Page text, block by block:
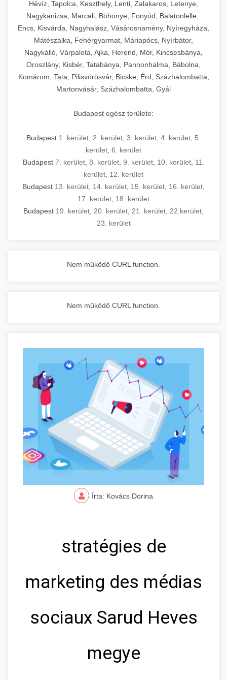
Hévíz, Tapolca, Keszthely, Lenti, Zalakaros, Letenye,
Nagykanizsa, Marcali, Böhönye, Fonyód, Balatonlelle,
Encs, Kisvárda, Nagyhalász, Vásárosnamény, Nyíregyháza,
Mátészalka, Fehérgyarmat, Máriapócs, Nyírbátor,
Nagykálló, Várpalota, Ajka, Herend, Mór, Kincsesbánya,
Oroszlány, Kisbér, Tatabánya, Pannonhalma, Bábolna,
Komárom, Tata, Pilisvörösvár, Bicske, Érd, Százhalombatta,
Martonvásár, Százhalombatta, Gyál
Budapest egész területe:
Budapest 1. kerület 2. kerület 3. kerület 4. kerület 5.
kerület 6. kerület
Budapest 7. kerület, 8. kerület, 9. kerület, 10. kerület, 11.
kerület 12. kerület
Budapest 13. kerület 14. kerület 15. kerület 16. kerület
17. kerület 18. kerület
Budapest 19. kerület 20. kerület 21. kerület 22.kerület
23. kerület
Nem működő CURL function.
Nem működő CURL function.
Írta: Kovács Dorina
stratégies de
marketing des médias
sociaux Sarud Heves
megye